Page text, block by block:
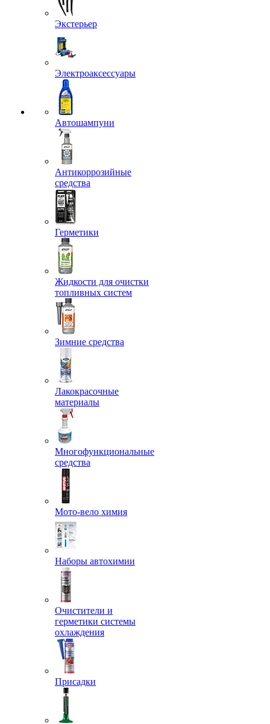
Экстерьер
Электроаксессуары
Автошампуни
Антикоррозийные
средства
Герметики
Жидкости для очистки
топливных систем
Зимние средства
Лакокрасочные
материалы
Многофункциональные
средства
Мото-вело химия
Наборы автохимии
Очистители и
герметики системы
охлаждения
Присадки